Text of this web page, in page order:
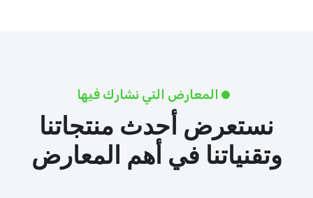
المعارض التي نشارك فيها
نستعرض أحدث منتجاتنا
وتقنياتنا في أهم المعارض